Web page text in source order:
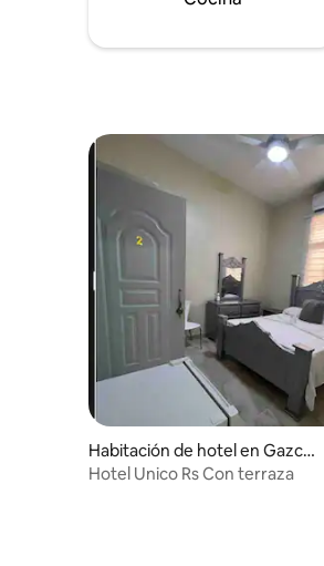
Habitación de hotel en Gazcu
e
Hotel Unico Rs Con terraza